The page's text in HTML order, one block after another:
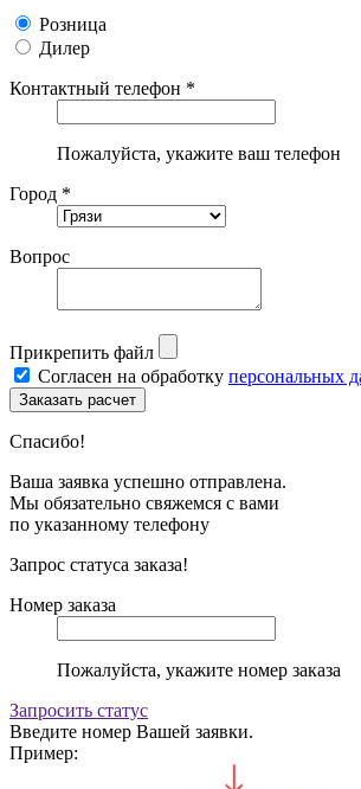
Розница
Дилер
Контактный телефон *
Пожалуйста, укажите ваш телефон
Город *
Вопрос
Прикрепить файл
Согласен на обработку персональных
Спасибо!
Ваша заявка успешно отправлена.
Мы обязательно свяжемся с вами
по указанному телефону
Запрос статуса заказа!
Номер заказа
Пожалуйста, укажите номер заказа
Запросить статус
Введите номер Вашей заявки.
Пример: